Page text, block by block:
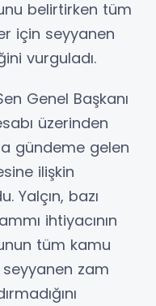
belirtirken tüm
için seyyanen
vurguladı.
Genel Başkanı
üzerinden
gündeme gelen
ilişkin
Yalçın, bazı
ihtiyacının
tüm kamu
zam